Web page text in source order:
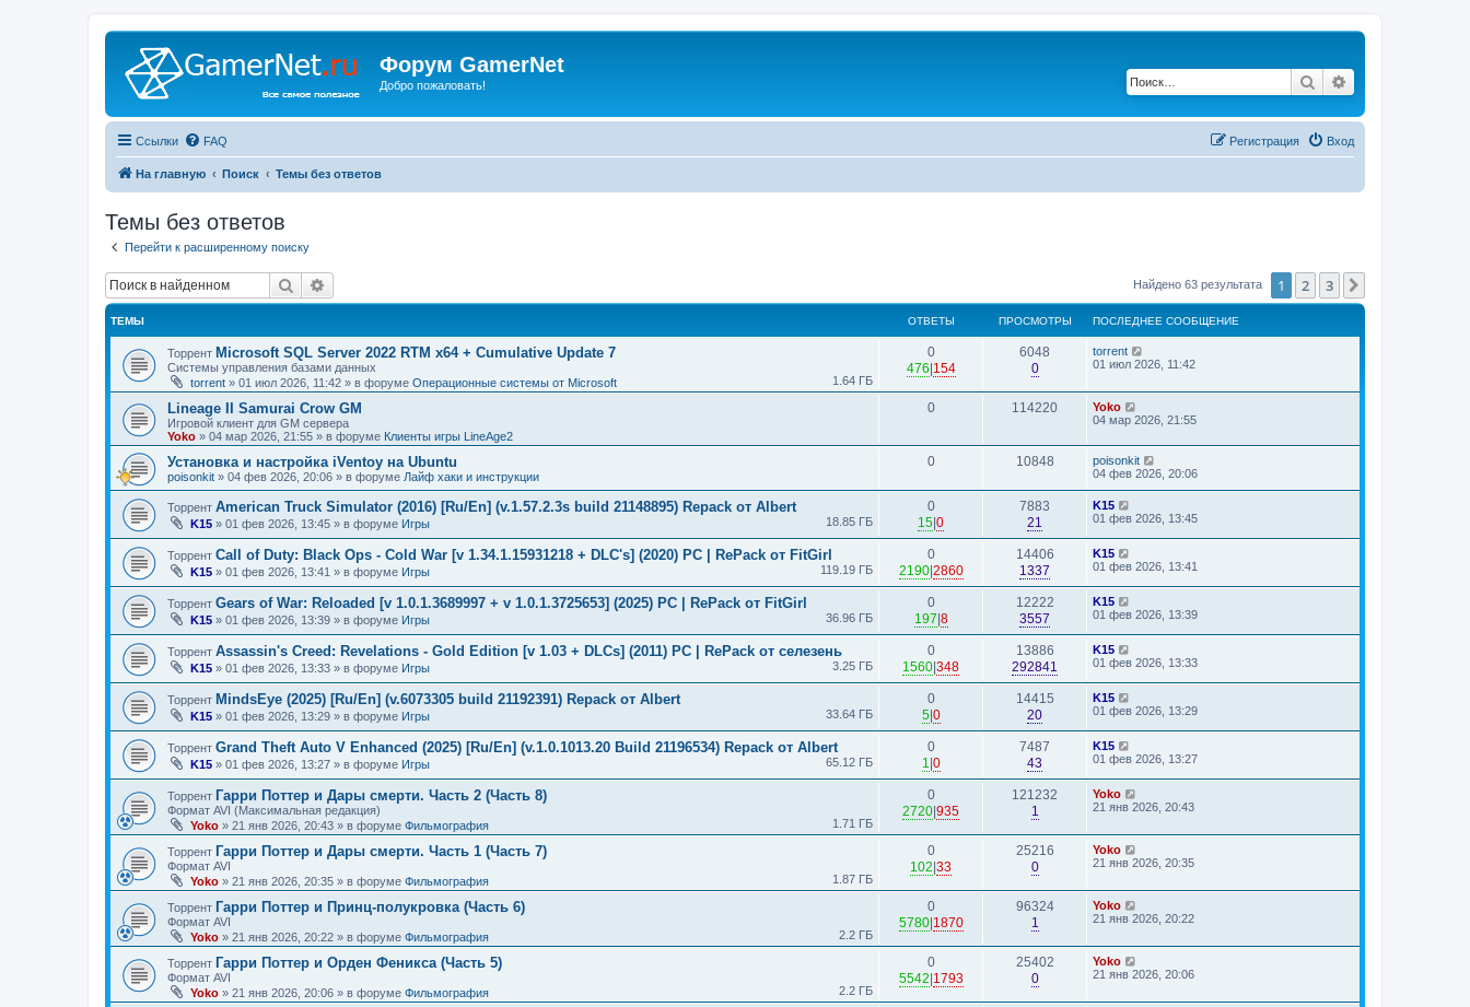
Форум GamerNet
Добро пожаловать! Поиск
Ссылки FAQ Вход
Регистрация
На главную Поиск Темы без ответов
Темы без ответов
Перейти к расширенному поиску
Поиск Найдено 63 результата 1 2 3
ТЕМЫ ОТВЕТЫ ПРОСМОТРЫ ПОСЛЕДНЕЕ СООБЩЕНИЕ
Торрент Microsoft SQL Server 2022 RTM x64 + Cumulative Update 7
Системы управления базами данных
torrent » 01 июл 2026, 11:42 » в форуме Операционные системы от Microsoft 1.64 ГБ
0
476 154
6048
0
torrent
01 июл 2026, 11:42
Lineage II Samurai Crow GM
Игровой клиент для GM сервера
Yoko » 04 мар 2026, 21:55 » в форуме Клиенты игры LineAge2
0 114220
Yoko
04 мар 2026, 21:55
Установка и настройка iVentoy на Ubuntu
poisonkit » 04 фев 2026, 20:06 » в форуме Лайф хаки и инструкции
0 10848
poisonkit
04 фев 2026, 20:06
Торрент American Truck Simulator (2016) [Ru/En] (v.1.57.2.3s build 21148895) Repack от Albert
K15 » 01 фев 2026, 13:45 » в форуме Игры 18.85 ГБ
0
15 0
7883
21
K15
01 фев 2026, 13:45
Торрент Call of Duty: Black Ops - Cold War [v 1.34.1.15931218 + DLC's] (2020) PC | RePack от FitGirl
K15 » 01 фев 2026, 13:41 » в форуме Игры 119.19 ГБ
0
2190| 2860
14406
1337
K15
01 фев 2026, 13:41
Торрент Gears of War: Reloaded [v 1.0.1.3689997 + v 1.0.1.3725653] (2025) PC | RePack от FitGirl
K15 » 01 фев 2026, 13:39 » в форуме Игры 36.96 ГБ
0
197 8
12222
3557
K15
01 фев 2026, 13:39
Торрент Assassin's Creed: Revelations - Gold Edition [v 1.03 + DLCs] (2011) PC | RePack от селезень
K15 » 01 фев 2026, 13:33 » в форуме Игры 3.25 ГБ
0
1560 348
13886
292841
K15
01 фев 2026, 13:33
Торрент MindsEye (2025) [Ru/En] (v.6073305 build 21192391) Repack от Albert
K15 » 01 фев 2026, 13:29 » в форуме Игры 33.64 ГБ
0
5| 0
14415
20
K15
01 фев 2026, 13:29
Торрент Grand Theft Auto V Enhanced (2025) [Ru/En] (v.1.0.1013.20 Build 21196534) Repack от Albert
K15 » 01 фев 2026, 13:27 » в форуме Игры 65.12 ГБ
0
1 0
7487
43
K15
01 фев 2026, 13:27
Торрент Гарри Поттер и Дары смерти. Часть 2 (Часть 8)
Формат AVI (Максимальная редакция)
Yoko » 21 янв 2026, 20:43 » в форуме Фильмография 1.71 ГБ
0
2720 935
121232
1
Yoko
21 янв 2026, 20:43
Торрент Гарри Поттер и Дары смерти. Часть 1 (Часть 7)
Формат AVI
Yoko » 21 янв 2026, 20:35 » в форуме Фильмография 1.87 ГБ
0
102 33
25216
0
Yoko
21 янв 2026, 20:35
Торрент Гарри Поттер и Принц-полукровка (Часть 6)
Формат AVI
Yoko » 21 янв 2026, 20:22 » в форуме Фильмография 2.2 ГБ
0
5780| 1870
96324
1
Yoko
21 янв 2026, 20:22
Торрент Гарри Поттер и Орден Феникса (Часть 5)
Формат AVI
Yoko » 21 янв 2026, 20:06 » в форуме Фильмография 2.2 ГБ
0
5542 1793
25402
0
Yoko
21 янв 2026, 20:06